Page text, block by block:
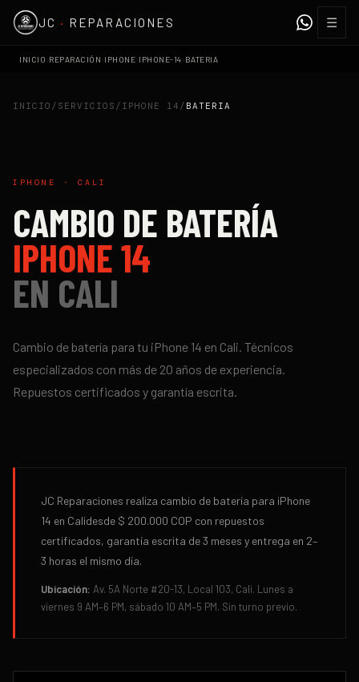
JC · REPARACIONES ☰
INICIO REPARACIÓN IPHONE IPHONE-14 BATERIA
INICIO / SERVICIOS / IPHONE 14 / BATERIA
IPHONE · CALI
CAMBIO DE BATERÍA
IPHONE 14
EN CALI
Cambio de batería para tu iPhone 14 en Cali. Técnicos
especializados con más de 20 años de experiencia.
Repuestos certificados y garantía escrita.
JC Reparaciones realiza cambio de batería para iPhone
14 en Calidesde $ 200.000 COP con repuestos
certificados, garantía escrita de3 meses y entrega en 2–
3 horas el mismo día.
Ubicación: Av. 5A Norte #20-13, Local 103, Cali. Lunes a
viernes 9 AM–6 PM, sábado 10 AM–5 PM. Sin turno previo.